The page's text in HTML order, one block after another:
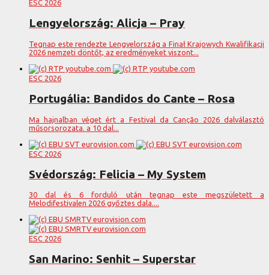
ESC 2026
Lengyelország: Alicja – Pray
Tegnap este rendezte Lengyelország a Finał Krajowych Kwalifikacji
2026 nemzeti döntőt, az eredményeket viszont...
ESC 2026
Portugália: Bandidos do Cante – Rosa
Ma hajnalban véget ért a Festival da Canção 2026 dalválasztó
műsorsorozata. a 10 dal...
ESC 2026
Svédország: Felicia – My System
30 dal és 6 forduló után tegnap este megszületett a
Melodifestivalen 2026 győztes dala....
ESC 2026
San Marino: Senhit – Superstar